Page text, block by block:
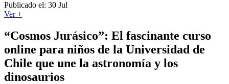
Publicado el: 30 Jul
Ver +
“Cosmos Jurásico”: El fascinante curso
online para niños de la Universidad de
Chile que une la astronomía y los
dinosaurios